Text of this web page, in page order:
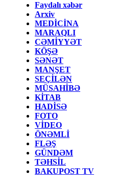
Faydalı xəbər
Arxiv
MEDİCİNA
MARAQLI
CƏMİYYƏT
KÖŞƏ
SƏNƏT
MANŞET
SEÇİLƏN
MÜSAHİBƏ
KİTAB
HADİSƏ
FOTO
VİDEO
ÖNƏMLİ
FLƏŞ
GÜNDƏM
TƏHSİL
BAKUPOST TV